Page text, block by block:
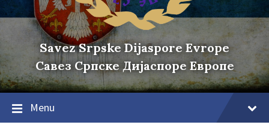
Savez Srpske Dijaspore Evrope
Савез Српске Дијаспоре Европе
Menu